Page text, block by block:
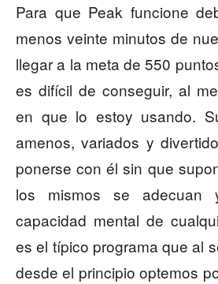
Para que Peak funcione
menos veinte minutos de
llegar a la meta de 550
es difícil de conseguir, al
en que lo estoy usando.
amenos, variados y
ponerse con él sin que
los mismos se
capacidad mental de
es el típico programa que al
desde el principio optemos